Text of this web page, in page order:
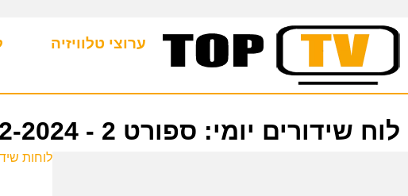
ערוצי טלוויזיה
לוח שידורים יומי: ספורט 2 - 03-12-2024
לוחות